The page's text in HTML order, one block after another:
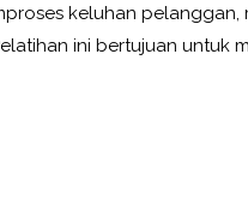
keluhan
ini bertujuan untuk